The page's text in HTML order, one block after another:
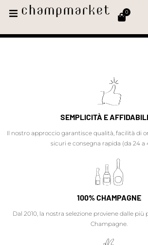
0
SEMPLICITÀ E
Il nostro approccio garantisce qualità, facilità di
sicuri e consegna rapida (da 24 a
100% CHAMPAGNE
Dal 2010, la nostra selezione proviene dalle più
Champagne.